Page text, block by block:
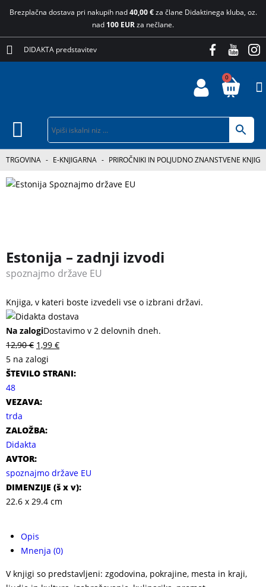
Brezplačna dostava pri nakupih nad40,00 €za člane Didaktinega kluba, oz.
nad 100 EURza nečlane.
DIDAKTA predstavitev
0
TRGOVINA - E-KNJIGARNA - PRIROČNIKI IN POLJUDNO ZNANSTVENE KNJIGE
Estonija – zadnji izvodi
spoznajmo države EU
Knjiga, v kateri boste izvedeli vse o izbrani državi.
Na zalogiDostavimo v 2 delovnih dneh.
12,90€ 1,99 €
5 na zalogi
ŠTEVILO STRANI:
48
VEZAVA:
trda
ZALOŽBA:
Didakta
AVTOR:
spoznajmo države EU
DIMENZIJE (š x v):
22.6 x 29.4 cm
Opis
Mnenja (0)
V knjigi so predstavljeni: zgodovina, pokrajine, mesta in kraji,